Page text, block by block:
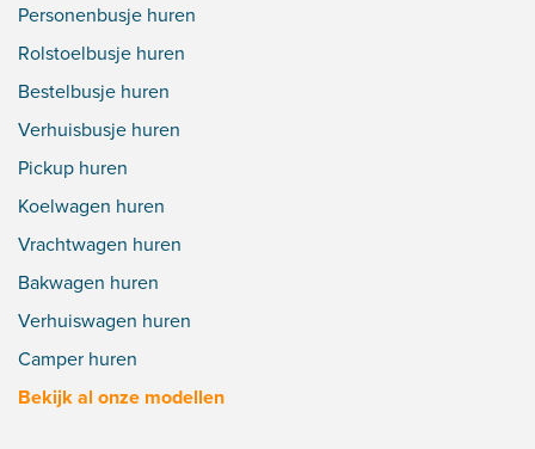
Personenbusje huren
Rolstoelbusje huren
Bestelbusje huren
Verhuisbusje huren
Pickup huren
Koelwagen huren
Vrachtwagen huren
Bakwagen huren
Verhuiswagen huren
Camper huren
Bekijk al onze modellen